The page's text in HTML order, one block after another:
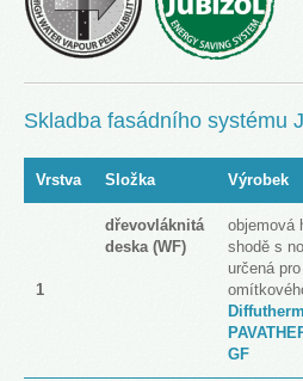
Skladba fasádního systému
Vrstva Složka Výrobek
1
dřevovláknitá
deska (WF)
objemová
shodě s
určená
Diffutherm
GF